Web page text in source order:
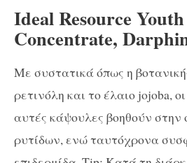
Ideal Resource
Concentrate,
Με συστατικά όπως η
ρετινόλη και το έλαιο jojoba,
αυτές κάψουλες βοηθούν στην
ρυτίδων, ενώ ταυτόχρονα